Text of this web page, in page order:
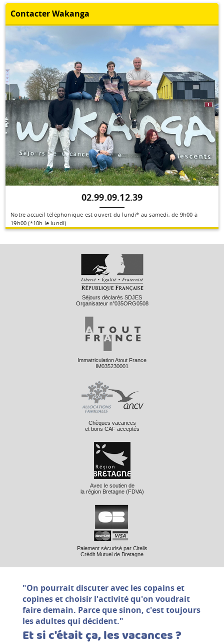
Contacter Wakanga
02.99.09.12.39
Notre accueil téléphonique est ouvert du lundi* au samedi, de 9h00 à
19h00 (*10h le lundi)
Séjours déclarés SDJES
Organisateur n°035ORG0508
Immatriculation Atout France
IM035230001
Chèques vacances
et bons CAF acceptés
Avec le soutien de
la région Bretagne (FDVA)
Paiement sécurisé par Citelis
Crédit Mutuel de Bretagne
"On pourrait discuter avec les copains et
copines et choisir l'activité qu'on voudrait
faire demain. Parce que sinon, c'est toujours
les adultes qui décident."
Et si c'était ça, les vacances ?